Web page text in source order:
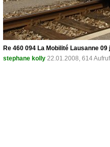
Re 460 094 La Mobilité Lausanne 09
stephane kolly 22.01.2008, 614